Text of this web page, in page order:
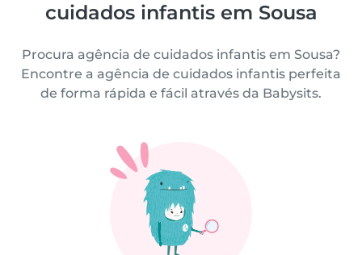
cuidados infantis em Sousa
Procura agência de cuidados infantis em Sousa?
Encontre a agência de cuidados infantis perfeita
de forma rápida e fácil através da Babysits.